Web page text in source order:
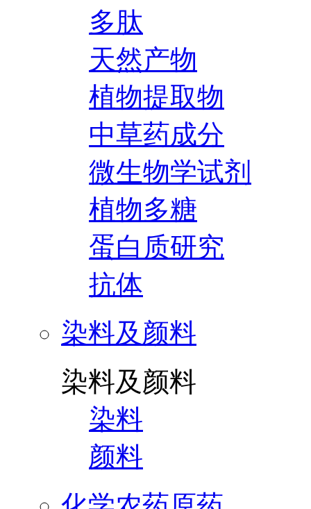
多肽
天然产物
植物提取物
中草药成分
微生物学试剂
植物多糖
蛋白质研究
抗体
染料及颜料
染料及颜料
染料
颜料